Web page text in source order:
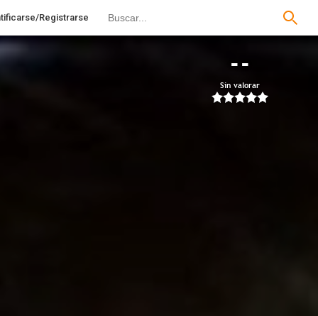
Registrarse
--
Sin valorar